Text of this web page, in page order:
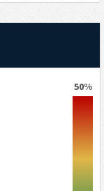
50%